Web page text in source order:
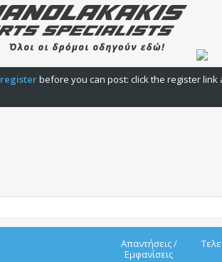
registerbefore you can post: click the register
Απαντήσεις/
Εμφανίσεις